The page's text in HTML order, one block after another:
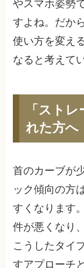
やスマホ姿勢
すよね。だか
使い方を変え
なると考えて
「スト
れた方へ
首のカーブが
ック傾向の方
すくなります
件が悪くなり
こうしたタイ
すアプローチ